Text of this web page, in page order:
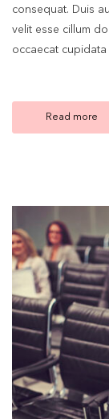
consequat. Duis
velit esse cillum
occaecat
Read more